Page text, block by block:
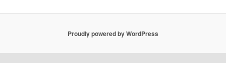
Proudly powered by WordPress